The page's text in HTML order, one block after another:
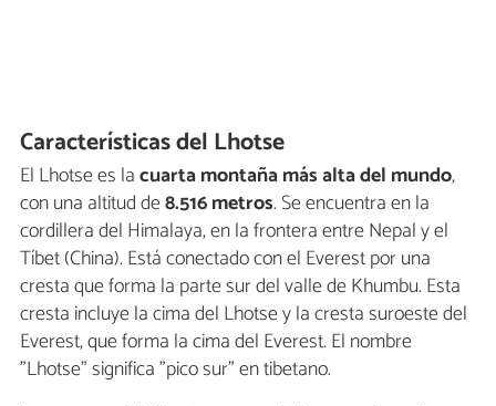
Características del Lhotse
El Lhotse es lacuarta montaña más alta del mundo,
con una altitud de8.516 metros. Se encuentra en la
cordillera del Himalaya, en la frontera entre Nepal y el
Tíbet (China). Está conectado con el Everest por una
cresta que forma la parte sur del valle de Khumbu. Esta
cresta incluye la cima del Lhotse y la cresta suroeste del
Everest, que forma la cima del Everest. El nombre
"Lhotse" significa "pico sur" en tibetano.